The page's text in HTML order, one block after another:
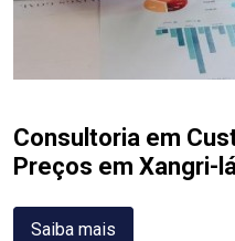
Consultoria em
Preços em Xangri-
Saiba mais